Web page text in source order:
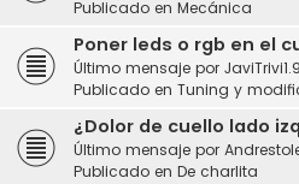
Publicado en Mecánica
Poner leds o rgb en el
Último mensaje por JaviTrivi1.9
Publicado en Tuning y
¿Dolor de cuello lado
Último mensaje por
Publicado en De charlita